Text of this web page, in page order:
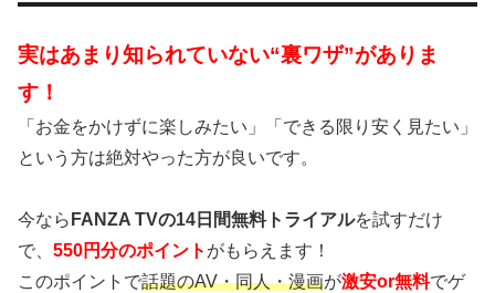
実はあまり知られていない“裏ワザ”がありま
す！
「お金をかけずに楽しみたい」「できる限り安く見たい」
という方は絶対やった方が良いです。
今なら FANZA TVの14日間無料トライアルを試すだけ
で、 550円分のポイント がもらえます！
このポイントで話題のAV・同人・漫画が激安or無料でゲ